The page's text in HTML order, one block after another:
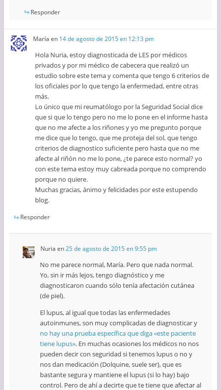
Responder
María en 14 de agosto de 2015 en 12:13 pm
Hola Nuria, estoy diagnosticada de LES por médicos
privados y por mi médico de cabecera que realizó un
estudio sobre este tema y comenta que tengo 6 criterios de
los oficiales por lo que tengo la enfermedad, entre otras
más.
Lo único que mi reumatólogo por la Seguridad Social dice
que si que lo tengo pero no me lo pone en el informe hasta
que no me afecte a los riñones y yo me pregunto porque
me dice que lo tengo, que me proteja del sol, que tengo
criterios de diagnostico suficiente pero hasta que no me
afecte al riñón no me lo pone, ¿te parece esto normal? yo
con este tema estoy muy cabreada porque no comprendo
porque no quiere.
Muchas gracias, ánimo y felicidades por este estupendo
blog.
Responder
Nuria en25 de agosto de 2015 en 9:55 pm
No me parece normal, María. Pero que nada normal.
Yo, sin ir más lejos, tengo diagnóstico y me
diagnosticaron cuando sólo tenía afectación cutánea
(de piel).
El lupus, al igual que todas las enfermedades
autoinmunes, son muy complicadas de diagnosticar y
no hay una prueba específica que diga «este paciente
tiene lupus». En muchas ocasiones los médicos no nos
pueden decir con seguridad si tenemos lupus o no y
nos dan medicación (Dolquine, suele ser), que es
bastante segura y mantiene el lupus (si lo hay) bajo
control. Pero de ahí a decirte que te tiene que afectar al